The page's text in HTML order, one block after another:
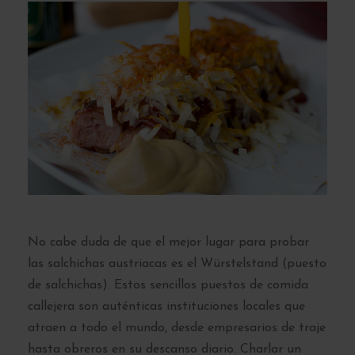
No cabe duda de que el mejor lugar para probar
las salchichas austriacas es el Würstelstand (puesto
de salchichas). Estos sencillos puestos de comida
callejera son auténticas instituciones locales que
atraen a todo el mundo, desde empresarios de traje
hasta obreros en su descanso diario. Charlar un